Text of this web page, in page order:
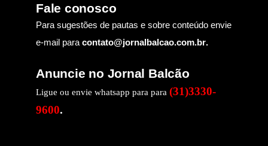
Fale conosco
Para sugestões de pautas e sobre conteúdo envie
e-mail para contato@jornalbalcao.com.br.
Anuncie no Jornal Balcão
Ligue ou envie whatsapp para para (31)3330-
9600.